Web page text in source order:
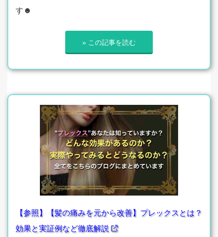
す☻
» この記事を読む
【参照】【髪の痛みを元から改善】プレックスとは？
効果と実証例など徹底解説